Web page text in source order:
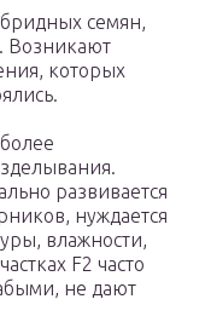
семян,
Возникают
которых
развивается
нуждается
влажности,
F2 часто
не дают